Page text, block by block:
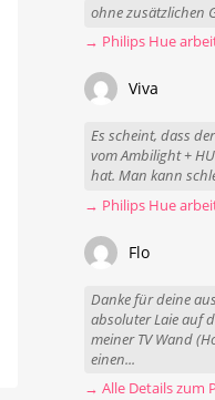
ohne zusätzlichen
Viva
Es scheint, dass
vom Ambilight +
hat. Man kann
Flo
Danke für deine
absoluter Laie auf
meiner TV Wand
einen...